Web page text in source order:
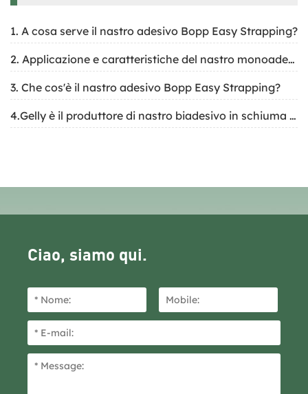
1. A cosa serve il nastro adesivo Bopp Easy Strapping?
2. Applicazione e caratteristiche del nastro monoadesivo in PET
3. Che cos'è il nastro adesivo Bopp Easy Strapping?
4.Gelly è il produttore di nastro biadesivo in schiuma EVA
Ciao, siamo qui.